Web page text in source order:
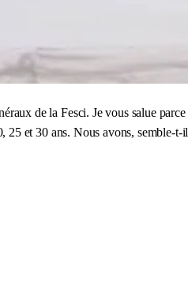
de la Fesci. Je vous salue
et 30 ans. Nous avons, semble-